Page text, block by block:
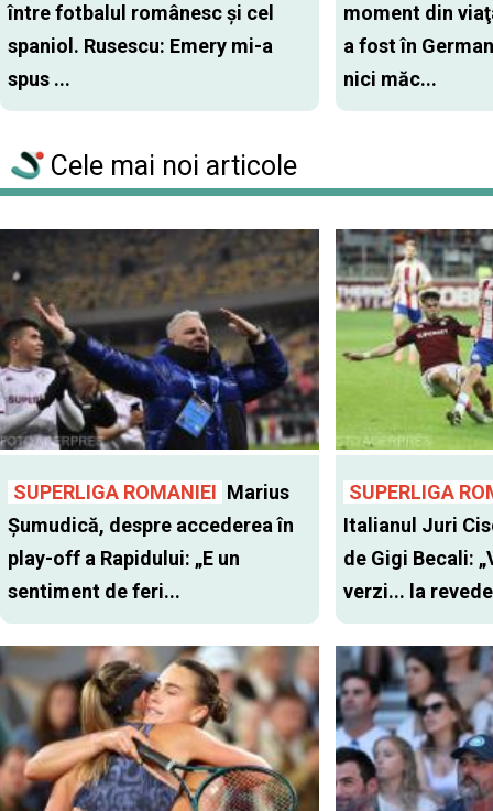
între fotbalul românesc şi cel
spaniol. Rusescu: Emery mi-a
spus ...
moment din
a fost în
nici măc...
Cele mai noi articole
SUPERLIGA ROMANIEI Marius
Șumudică, despre accederea în
play-off a Rapidului: „E un
sentiment de feri...
SUPERLIGA
Italianul Juri
de Gigi Becali:
verzi... la